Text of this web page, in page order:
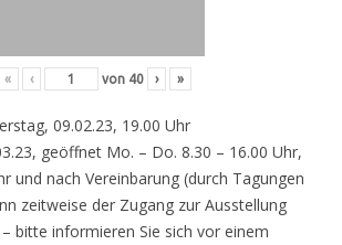
« ‹ von 40 › »
09.02.23, 19.00 Uhr
geöffnet Mo. – Do. 8.30 – 16.00 Uhr,
und nach Vereinbarung (durch Tagungen
zeitweise der Zugang zur Ausstellung
bitte informieren Sie sich vor einem